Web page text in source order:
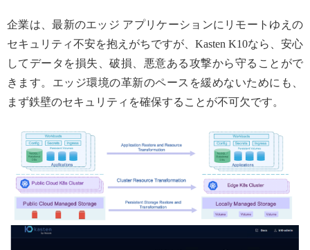
企業は、最新のエッジ アプリケーションにリモートゆえの
セキュリティ不安を抱えがちですが、Kasten K10なら、安心
してデータを損失、破損、悪意ある攻撃から守ることがで
きます。エッジ環境の革新のペースを緩めないためにも、
まず鉄壁のセキュリティを確保することが不可欠です。